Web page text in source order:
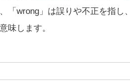
「wrong」は誤りや不正を指
味します。